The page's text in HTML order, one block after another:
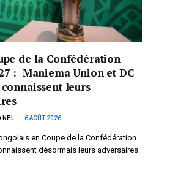
de la Confédération
: Maniema Union et DC
leurs
6 AOÛT 2026
en Coupe de la Confédération
désormais leurs adversaires.